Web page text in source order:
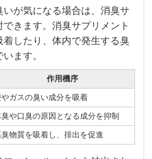
が気になる場合は、消臭サ
きます。消臭サプリメント
したり、体内で発生する臭
ます。
作用機序
ガスの臭い成分を吸着
や口臭の原因となる成分を抑制
臭物質を吸着し、排出を促進